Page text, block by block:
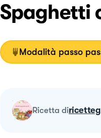
Spaghetti
Modalità passo
ricetta di